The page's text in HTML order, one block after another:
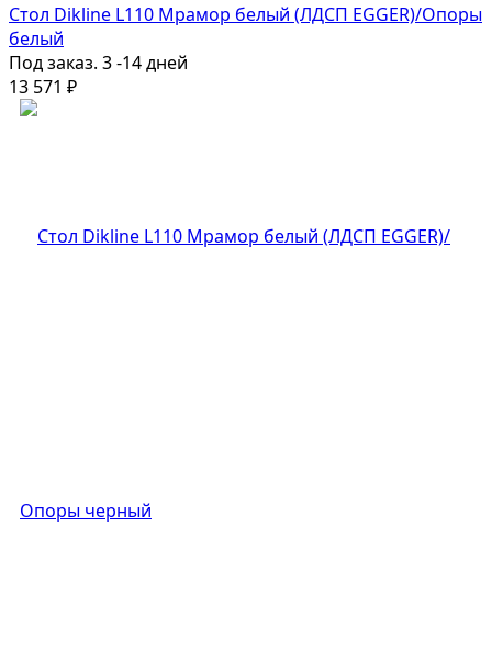
Стол Dikline L110 Мрамор белый (ЛДСП EGGER)/Опоры
белый
Под заказ. 3 -14 дней
13 571 ₽